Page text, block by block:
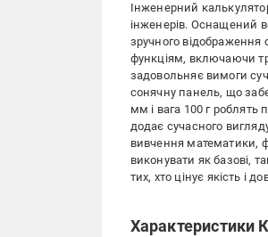
Інженерний
інженерів. Оснащений
зручного
функціям, включаючи
задовольняє вимоги
сонячну панель, що
мм і вага 100 г
додає сучасного
вивчення математики,
виконувати як базові,
тих, хто цінує якість і
Характеристики